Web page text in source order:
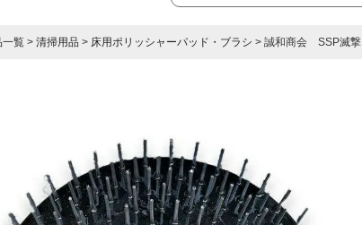
一覧 清掃用品 床用ポリッシャーパッド・ブラシ 誠和商会 SSP滅撃